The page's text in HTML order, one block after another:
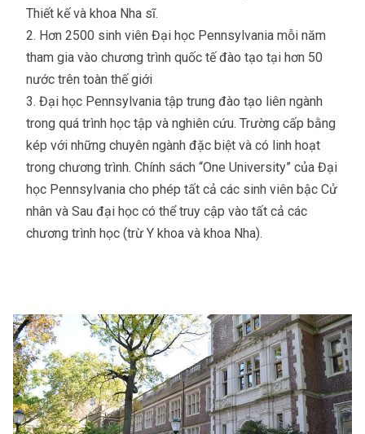
Thiết kế và khoa Nha sĩ.
Hơn 2500 sinh viên Đại học Pennsylvania mỗi năm
tham gia vào chương trình quốc tế đào tạo tại hơn 50
nước trên toàn thế giới
Đại học Pennsylvania tập trung đào tạo liên ngành
trong quá trình học tập và nghiên cứu. Trường cấp bằng
kép với những chuyên ngành đặc biệt và có linh hoạt
trong chương trình. Chính sách “One University” của Đại
học Pennsylvania cho phép tất cả các sinh viên bậc Cử
nhân và Sau đại học có thể truy cập vào tất cả các
chương trình học (trừ Y khoa và khoa Nha).